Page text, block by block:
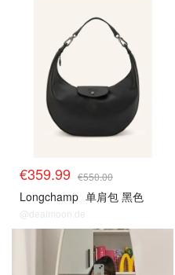
€359.99 €550.00
Longchamp 单肩包 黑色
@dealmoon.de